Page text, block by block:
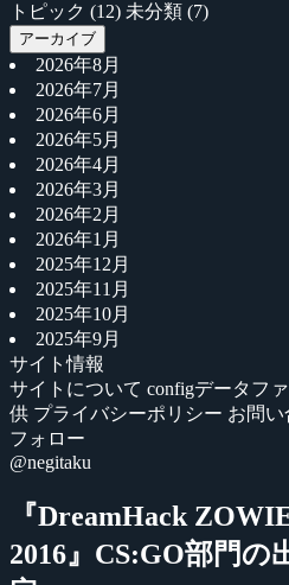
トピック (12) 未分類 (7)
アーカイブ
2026年8月
2026年7月
2026年6月
2026年5月
2026年4月
2026年3月
2026年2月
2026年1月
2025年12月
2025年11月
2025年10月
2025年9月
サイト情報
サイトについて configデータフ
供 プライバシーポリシー お問
フォロー
@negitaku
『DreamHack
2016』CS:GO部門の